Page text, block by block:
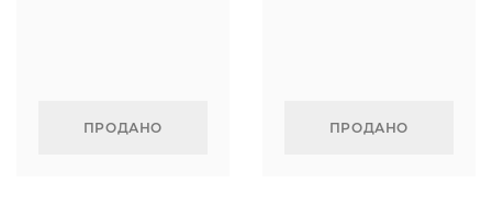
ПРОДАНО ПРОДАНО